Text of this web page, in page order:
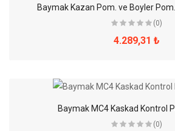
Baymak Kazan Pom. ve Boyler
(0)
4.289,31 ₺
Baymak MC4 Kaskad Kontrol
(0)